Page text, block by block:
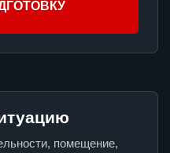
помещение,